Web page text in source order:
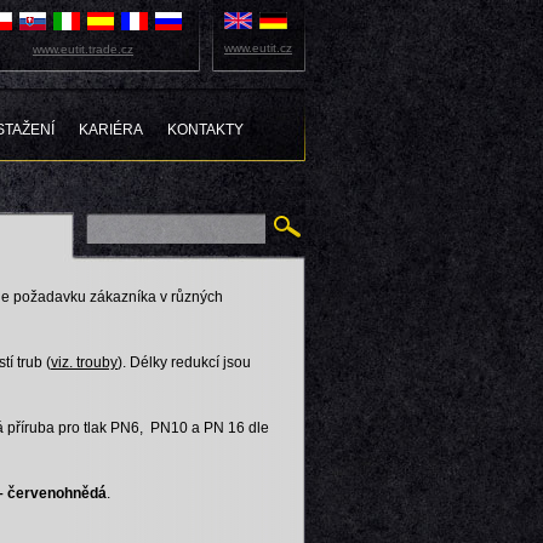
KARIÉRA KONTAKTY
www.eutit.trade.cz www.eutit.cz
požadavku zákazníka v různých
trub (viz. trouby). Délky redukcí jsou
pro tlak PN6, PN10 a PN 16 dle
červenohnědá